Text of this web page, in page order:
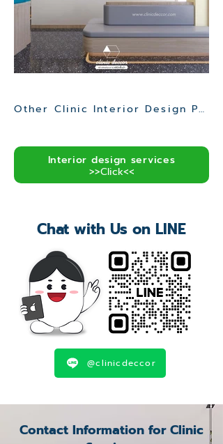
Other Clinic Interior Design Project>>
Interior design services
>>Click<<
Chat with Us on LINE
@clinicdeccor
Contact Information for Clinic